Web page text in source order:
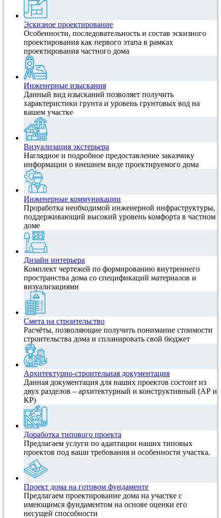
Эскизное проектирование
Особенности, последовательность и состав эскизного
проектирования как первого этапа в рамках
проектирования частного дома
Инженерные изыскания
Данный вид изысканий позволяет получить
характеристики грунта и уровень грунтовых вод на
вашем участке
Визуализация экстерьера
Наглядное и подробное предоставление заказчику
информации о внешнем виде проектируемого дома
Инженерные коммуникации
Проработка необходимой инженерной инфраструктуры,
поддерживающий высокий уровень комфорта в частном
доме
Дизайн интерьера
Комплект чертежей по формированию внутреннего
пространства дома со спецификаций материалов и
визуализациями
Смета на строительство
Расчёты, позволяющие получить понимание стоимости
строительства дома и спланировать свой бюджет
Архитектурно-строительная документация
Данная документация для наших проектов состоит из
двух разделов – архитектурный и конструктивный (АР и
КР)
Доработка типового проекта
Предлагаем услуги по адаптации наших типовых
проектов под ваши требования и особенности участка.
Проект дома на готовом фундаменте
Предлагаем проектирование дома на участке с
имеющимся фундаментом на основе оценки его
несущей способности